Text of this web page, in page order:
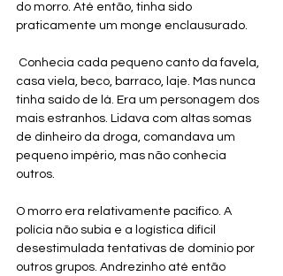
do morro. Até então, tinha sido
praticamente um monge enclausurado.
casa viela, beco, barraco, laje. Mas nunca
tinha saído de lá. Era um personagem dos
mais estranhos. Lidava com altas somas
de dinheiro da droga, comandava um
pequeno império, mas não conhecia
outros.
O morro era relativamente pacífico. A
polícia não subia e a logística difícil
desestimulada tentativas de domínio por
outros grupos. Andrezinho até então